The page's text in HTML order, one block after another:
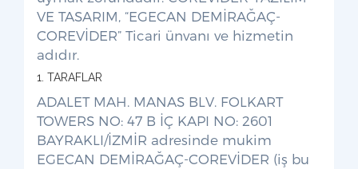
VE TASARIM, “EGECAN DEMİRAĞAÇ-
COREVİDER” Ticari ünvanı ve hizmetin
adıdır.
1. TARAFLAR
ADALET MAH. MANAS BLV. FOLKART
TOWERS NO: 47 B İÇ KAPI NO: 2601
BAYRAKLI/İZMİR adresinde mukim
EGECAN DEMİRAĞAÇ-COREVİDER (iş bu